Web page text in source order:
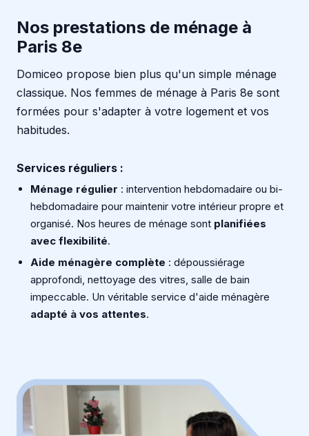
Nos prestations de ménage à
Paris 8e
Domiceo propose bien plus qu'un simple ménage
classique. Nos femmes de ménage à Paris 8e sont
formées pour s'adapter à votre logement et vos
habitudes.
Services réguliers :
Ménage régulier : intervention hebdomadaire ou bi-
hebdomadaire pour maintenir votre intérieur propre et
organisé. Nos heures de ménage sont planifiées
avec flexibilité.
Aide ménagère complète : dépoussiérage
approfondi, nettoyage des vitres, salle de bain
impeccable. Un véritable service d'aide ménagère
adapté à vos attentes.